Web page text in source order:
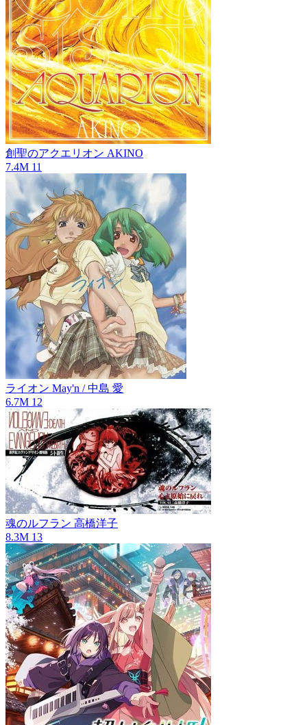
創聖のアクエリオン AKINO
7.4M 11
ライオン May'n / 中島 愛
6.7M 12
魂のルフラン 高橋洋子
8.3M 13